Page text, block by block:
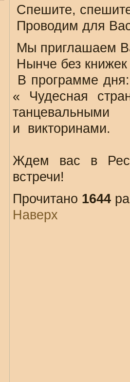
Спешите,
Проводим для
Мы приглашаем
Нынче без
В программе дня:
« Чудесная
и викторинами.
Ждем вас в
встречи!
Прочитано 1644
Наверх